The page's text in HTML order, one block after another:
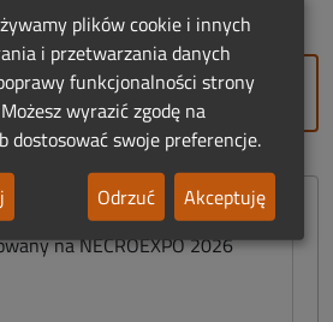
DODAJ FIRMĘ
plików cookie i innych
i przetwarzania danych
funkcjonalności strony
wyrazić zgodę na
dostosować swoje preferencje.
Odrzuć Akceptuję